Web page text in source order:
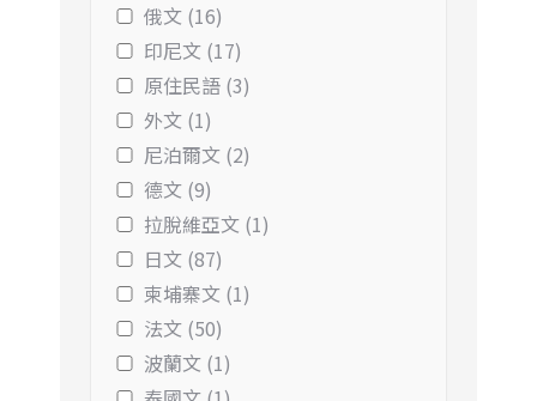
俄文 (16)
印尼文 (17)
原住民語 (3)
外文 (1)
尼泊爾文 (2)
德文 (9)
拉脫維亞文 (1)
日文 (87)
柬埔寨文 (1)
法文 (50)
波蘭文 (1)